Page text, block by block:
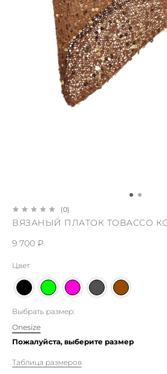
(0)
ВЯЗАНЫЙ ПЛАТОК TOBACCO
9 700 ₽
Цвет
Выбрать размер:
Onesize
Пожалуйста, выберите размер
Таблица размеров